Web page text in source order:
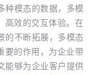
种模态的数据，多模
高效的交互体验。在
的不断拓展，多模态
要的作用，为企业带
能够为企业客户提供